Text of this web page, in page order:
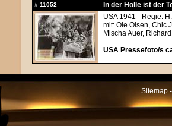
# 11052
In der Hölle ist der
USA 1941 - Regie:
mit: Ole Olsen, Chic
Mischa Auer,
USA Pressefoto/s
Sitemap